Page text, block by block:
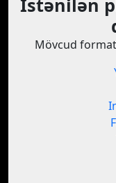
İstənilən
Mövcud